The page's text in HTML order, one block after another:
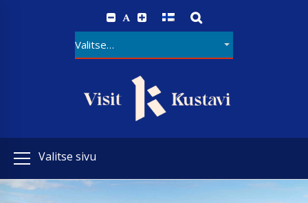
A
Valitse sivu